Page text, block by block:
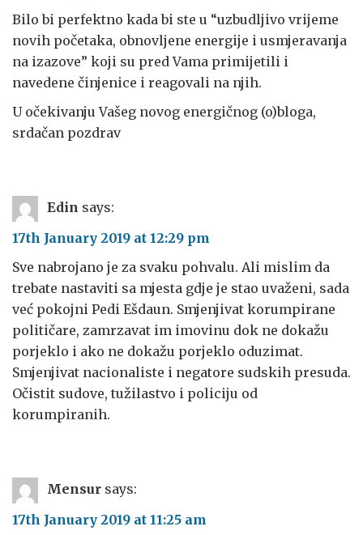
Bilo bi perfektno kada bi ste u “uzbudljivo vrijeme
novih početaka, obnovljene energije i usmjeravanja
na izazove” koji su pred Vama primijetili i
navedene činjenice i reagovali na njih.
U očekivanju Vašeg novog energičnog (o)bloga,
srdačan pozdrav
Edin says:
17th January 2019 at 12:29 pm
Sve nabrojano je za svaku pohvalu. Ali mislim da
trebate nastaviti sa mjesta gdje je stao uvaženi, sada
već pokojni Pedi Ešdaun. Smjenjivat korumpirane
političare, zamrzavat im imovinu dok ne dokažu
porjeklo i ako ne dokažu porjeklo oduzimat.
Smjenjivat nacionaliste i negatore sudskih presuda.
Očistit sudove, tužilastvo i policiju od
korumpiranih.
Mensur says:
17th January 2019 at 11:25 am